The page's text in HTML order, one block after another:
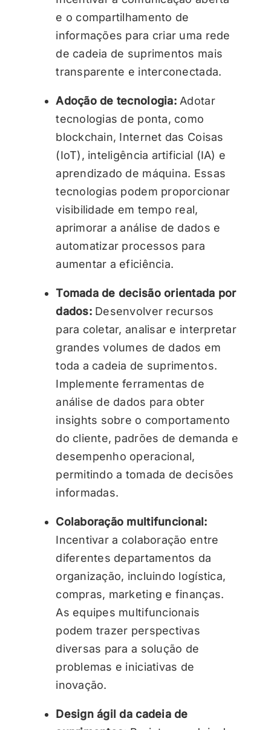
e o compartilhamento de
informações para criar uma rede
de cadeia de suprimentos mais
transparente e interconectada.
Adoção de tecnologia: Adotar
tecnologias de ponta, como
blockchain, Internet das Coisas
(IoT), inteligência artificial (IA) e
aprendizado de máquina. Essas
tecnologias podem proporcionar
visibilidade em tempo real,
aprimorar a análise de dados e
automatizar processos para
aumentar a eficiência.
Tomada de decisão orientada por
dados: Desenvolver recursos
para coletar, analisar e interpretar
grandes volumes de dados em
toda a cadeia de suprimentos.
Implemente ferramentas de
análise de dados para obter
insights sobre o comportamento
do cliente, padrões de demanda e
desempenho operacional,
permitindo a tomada de decisões
informadas.
Colaboração multifuncional:
Incentivar a colaboração entre
diferentes departamentos da
organização, incluindo logística,
compras, marketing e finanças.
As equipes multifuncionais
podem trazer perspectivas
diversas para a solução de
problemas e iniciativas de
inovação.
Design ágil da cadeia de